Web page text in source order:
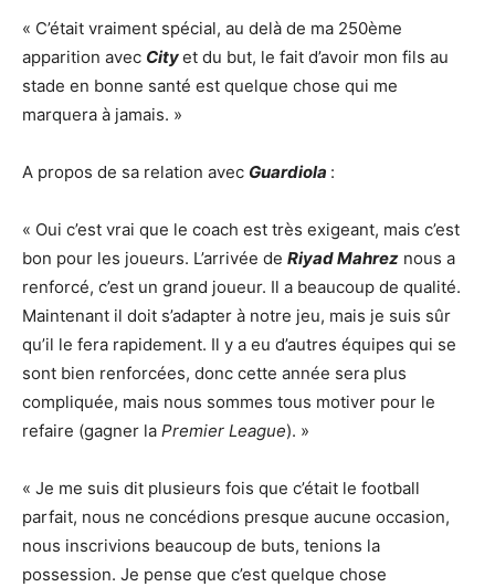
« C’était vraiment spécial, au delà de ma 250ème
apparition avec Cityet du but, le fait d’avoir mon fils au
stade en bonne santé est quelque chose qui me
marquera à jamais. »
A propos de sa relation avec Guardiola :
« Oui c’est vrai que le coach est très exigeant, mais c’est
bon pour les joueurs. L’arrivée de Riyad Mahrez nous a
renforcé, c’est un grand joueur. Il a beaucoup de qualité.
Maintenant il doit s’adapter à notre jeu, mais je suis sûr
qu’il le fera rapidement. Il y a eu d’autres équipes qui se
sont bien renforcées, donc cette année sera plus
compliquée, mais nous sommes tous motiver pour le
refaire (gagner la Premier League). »
« Je me suis dit plusieurs fois que c’était le football
parfait, nous ne concédions presque aucune occasion,
nous inscrivions beaucoup de buts, tenions la
possession. Je pense que c’est quelque chose